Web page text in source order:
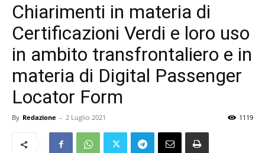
Chiarimenti in materia di
Certificazioni Verdi e loro uso
in ambito transfrontaliero e in
materia di Digital Passenger
Locator Form
By Redazione - 2 Luglio 2021 1119